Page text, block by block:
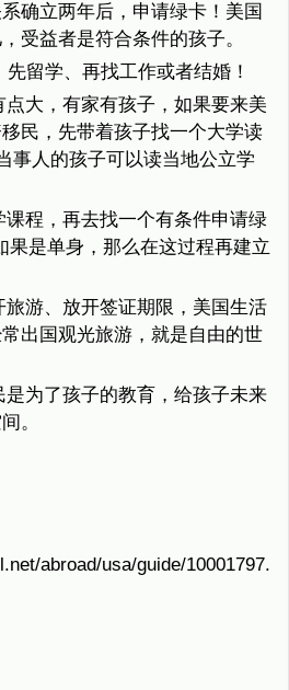
确立两年后，申请绿卡！美国
受益者是符合条件的孩子。
留学、再找工作或者结婚！
大，有家有孩子，如果要来美
民，先带着孩子找一个大学读
事人的孩子可以读当地公立学
程，再去找一个有条件申请绿
果是单身，那么在这过程再建立
游、放开签证期限，美国生活
出国观光旅游，就是自由的世
为了孩子的教育，给孩子未来
。
abroad/usa/guide/10001797.